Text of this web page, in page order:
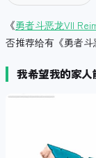
《勇者斗恶龙VII
否推荐给有《勇者斗
我希望我的家人